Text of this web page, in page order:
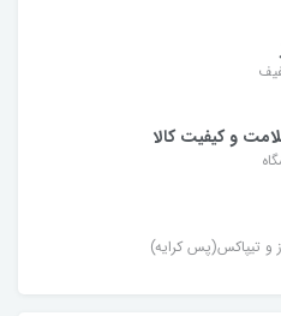
و کیفیت کالا
و تیپاکس(پس کرایه)